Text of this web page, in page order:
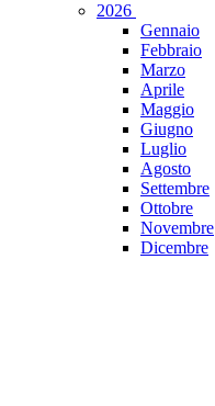
2026
Gennaio
Febbraio
Marzo
Aprile
Maggio
Giugno
Luglio
Agosto
Settembre
Ottobre
Novembre
Dicembre